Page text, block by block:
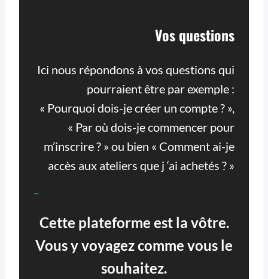
Vos questions
Ici nous répondons à vos questions qui
pourraient être par exemple :
« Pourquoi dois-je créer un compte ? »,
« Par où dois-je commencer pour
m’inscrire ? » ou bien « Comment ai-je
accès aux ateliers que j ‘ai achetés ? »
–
Cette plateforme est la vôtre.
Vous y voyagez comme vous le
souhaitez.